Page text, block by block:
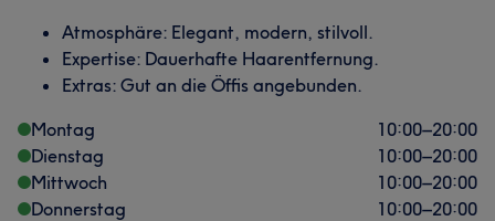
Atmosphäre: Elegant, modern, stilvoll.
Expertise: Dauerhafte Haarentfernung.
Extras: Gut an die Öffis angebunden.
Montag
10:00–20:00
Dienstag
10:00–20:00
Mittwoch
10:00–20:00
Donnerstag
10:00–20:00